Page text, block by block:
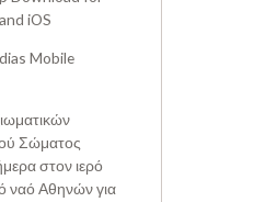
iOS
Mobile
Σώματος
στον ιερό
ναό Αθηνών για